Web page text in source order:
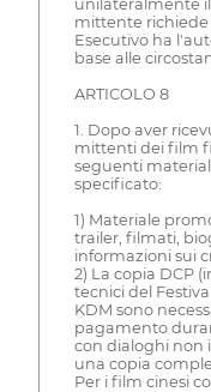
unilateralmente
mittente richiede
Esecutivo ha
base alle
ARTICOLO 8
1. Dopo aver
mittenti dei film
seguenti
specificato:
1) Materiale
trailer, filmati,
informazioni sui
2) La copia DCP
tecnici del
KDM sono
pagamento
con dialoghi non
una copia
Per i film cinesi